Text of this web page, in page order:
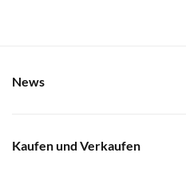
News
Kaufen und Verkaufen